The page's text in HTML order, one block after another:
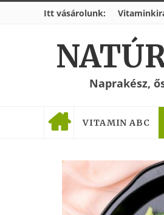
Itt vásárolunk:
Naprakész,
VITAMIN ABC